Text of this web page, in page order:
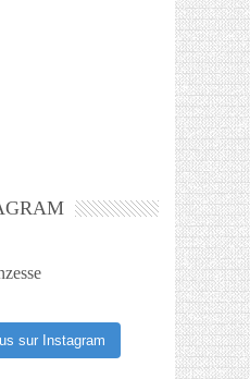
sur Instagram